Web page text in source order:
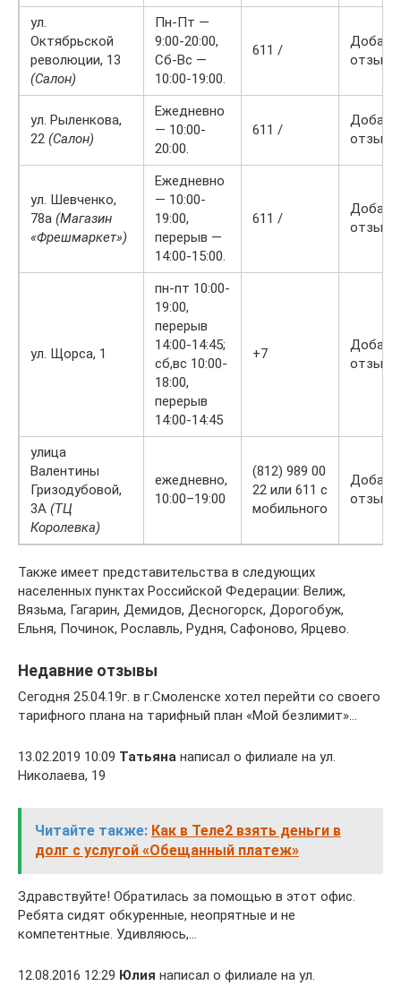
ул.
Октябрьской
революции, 13
(Салон)
Пн-Пт —
9:00-20:00,
Сб-Вс —
10:00-19:00.
611 /
отзыв
ул. Рыленкова,
22 (Салон)
Ежедневно
— 10:00-
20:00.
611 /
отзыв
ул. Шевченко,
78а (Магазин
«Фрешмаркет»)
Ежедневно
— 10:00-
19:00,
перерыв —
14:00-15:00.
611 /
отзыв
ул. Щорса, 1
пн-пт 10:00-
19:00,
перерыв
14:00-14:45;
сб,вс 10:00-
18:00,
перерыв
14:00-14:45
+7
отзыв
улица
Валентины
Гризодубовой,
3А (ТЦ
Королевка)
ежедневно,
10:00–19:00
(812) 989 00
22 или 611 с
мобильного
отзыв
Также имеет представительства в следующих
населенных пунктах Российской Федерации: Велиж,
Вязьма, Гагарин, Демидов, Десногорск, Дорогобуж,
Ельня, Починок, Рославль, Рудня, Сафоново, Ярцево.
Недавние отзывы
Сегодня 25.04.19г. в г.Смоленске хотел перейти со своего
тарифного плана на тарифный план «Мой безлимит»…
13.02.2019 10:09 Татьяна написал о филиале на ул.
Николаева, 19
Читайте также: Как в Теле2 взять деньги в
долг с услугой «Обещанный платеж»
Здравствуйте! Обратилась за помощью в этот офис.
Ребята сидят обкуренные, неопрятные и не
компетентные. Удивляюсь,…
12.08.2016 12:29 Юлия написал о филиале на ул.